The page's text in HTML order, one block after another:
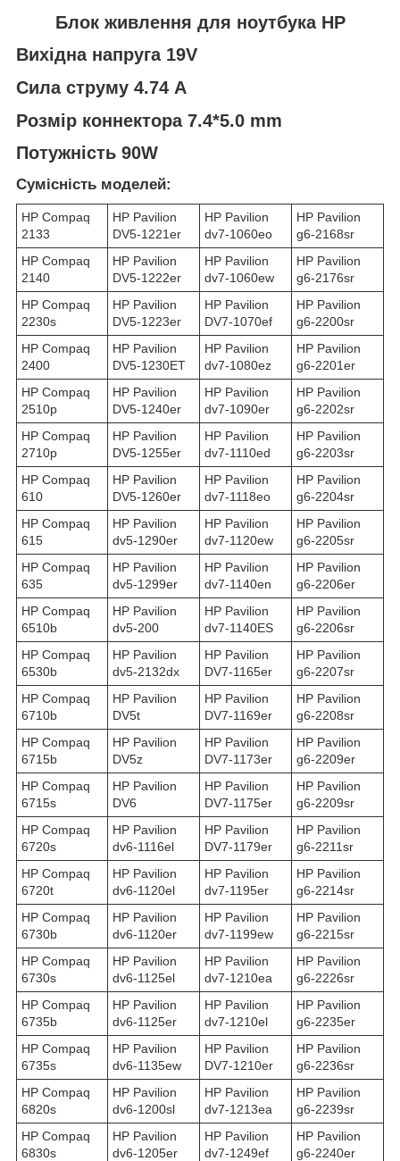
Блок живлення для ноутбука HP
Вихідна напруга 19V
Сила струму 4.74 A
Розмір коннектора 7.4*5.0 mm
Потужність 90W
Сумісність моделей:
HP Compaq
2133
HP Pavilion
DV5-1221er
HP Pavilion
dv7-1060eo
HP Pavilion
g6-2168sr
HP Compaq
2140
HP Pavilion
DV5-1222er
HP Pavilion
dv7-1060ew
HP Pavilion
g6-2176sr
HP Compaq
2230s
HP Pavilion
DV5-1223er
HP Pavilion
DV7-1070ef
HP Pavilion
g6-2200sr
HP Compaq
2400
HP Pavilion
DV5-1230ET
HP Pavilion
dv7-1080ez
HP Pavilion
g6-2201er
HP Compaq
2510p
HP Pavilion
DV5-1240er
HP Pavilion
dv7-1090er
HP Pavilion
g6-2202sr
HP Compaq
2710p
HP Pavilion
DV5-1255er
HP Pavilion
dv7-1110ed
HP Pavilion
g6-2203sr
HP Compaq
610
HP Pavilion
DV5-1260er
HP Pavilion
dv7-1118eo
HP Pavilion
g6-2204sr
HP Compaq
615
HP Pavilion
dv5-1290er
HP Pavilion
dv7-1120ew
HP Pavilion
g6-2205sr
HP Compaq
635
HP Pavilion
dv5-1299er
HP Pavilion
dv7-1140en
HP Pavilion
g6-2206er
HP Compaq
6510b
HP Pavilion
dv5-200
HP Pavilion
dv7-1140ES
HP Pavilion
g6-2206sr
HP Compaq
6530b
HP Pavilion
dv5-2132dx
HP Pavilion
DV7-1165er
HP Pavilion
g6-2207sr
HP Compaq
6710b
HP Pavilion
DV5t
HP Pavilion
DV7-1169er
HP Pavilion
g6-2208sr
HP Compaq
6715b
HP Pavilion
DV5z
HP Pavilion
DV7-1173er
HP Pavilion
g6-2209er
HP Compaq
6715s
HP Pavilion
DV6
HP Pavilion
DV7-1175er
HP Pavilion
g6-2209sr
HP Compaq
6720s
HP Pavilion
dv6-1116el
HP Pavilion
DV7-1179er
HP Pavilion
g6-2211sr
HP Compaq
6720t
HP Pavilion
dv6-1120el
HP Pavilion
dv7-1195er
HP Pavilion
g6-2214sr
HP Compaq
6730b
HP Pavilion
dv6-1120er
HP Pavilion
dv7-1199ew
HP Pavilion
g6-2215sr
HP Compaq
6730s
HP Pavilion
dv6-1125el
HP Pavilion
dv7-1210ea
HP Pavilion
g6-2226sr
HP Compaq
6735b
HP Pavilion
dv6-1125er
HP Pavilion
dv7-1210el
HP Pavilion
g6-2235er
HP Compaq
6735s
HP Pavilion
dv6-1135ew
HP Pavilion
DV7-1210er
HP Pavilion
g6-2236sr
HP Compaq
6820s
HP Pavilion
dv6-1200sl
HP Pavilion
dv7-1213ea
HP Pavilion
g6-2239sr
HP Compaq
6830s
HP Pavilion
dv6-1205er
HP Pavilion
dv7-1249ef
HP Pavilion
g6-2240er